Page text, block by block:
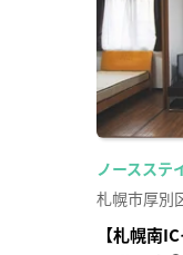
ノースステ
札幌市厚別
【札幌南